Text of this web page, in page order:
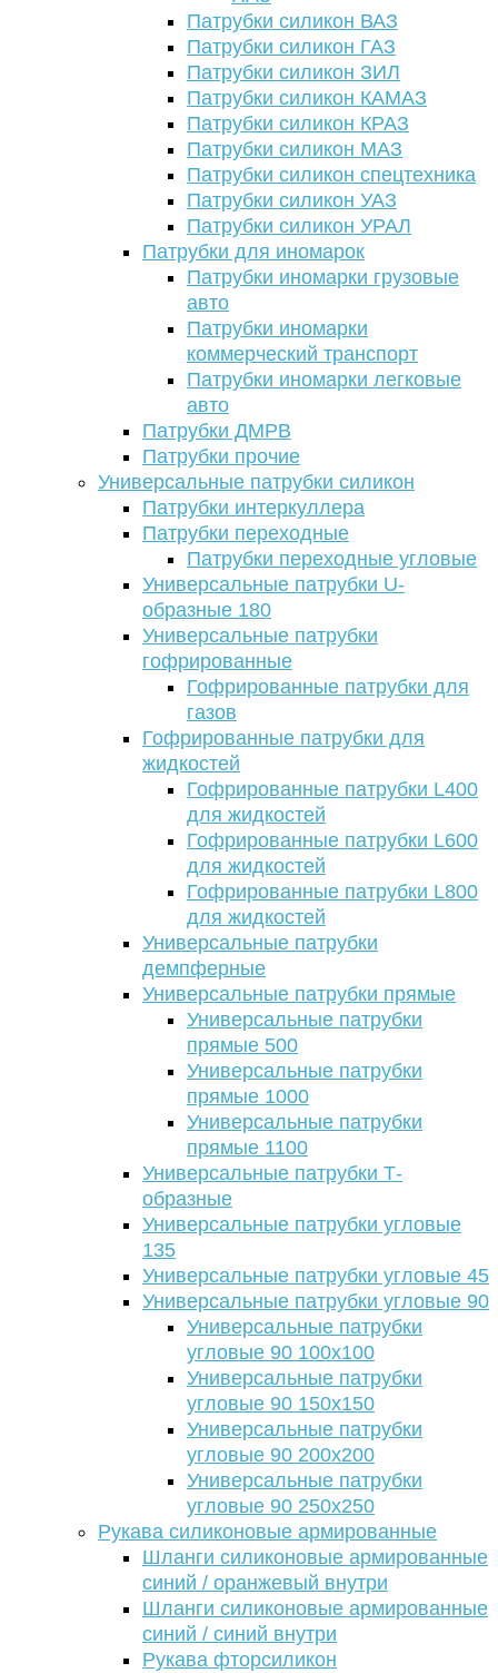
Патрубки силикон ВАЗ
Патрубки силикон ГАЗ
Патрубки силикон ЗИЛ
Патрубки силикон КАМАЗ
Патрубки силикон КРАЗ
Патрубки силикон МАЗ
Патрубки силикон спецтехника
Патрубки силикон УАЗ
Патрубки силикон УРАЛ
Патрубки для иномарок
Патрубки иномарки грузовые
авто
Патрубки иномарки
коммерческий транспорт
Патрубки иномарки легковые
авто
Патрубки ДМРВ
Патрубки прочие
Универсальные патрубки силикон
Патрубки интеркуллера
Патрубки переходные
Патрубки переходные угловые
Универсальные патрубки U-
образные 180
Универсальные патрубки
гофрированные
Гофрированные патрубки для
газов
Гофрированные патрубки для
жидкостей
Гофрированные патрубки L400
для жидкостей
Гофрированные патрубки L600
для жидкостей
Гофрированные патрубки L800
для жидкостей
Универсальные патрубки
демпферные
Универсальные патрубки прямые
Универсальные патрубки
прямые 500
Универсальные патрубки
прямые 1000
Универсальные патрубки
прямые 1100
Универсальные патрубки Т-
образные
Универсальные патрубки угловые
135
Универсальные патрубки угловые 45
Универсальные патрубки угловые 90
Универсальные патрубки
угловые 90 100х100
Универсальные патрубки
угловые 90 150х150
Универсальные патрубки
угловые 90 200х200
Универсальные патрубки
угловые 90 250х250
Рукава силиконовые армированные
Шланги силиконовые армированные
синий / оранжевый внутри
Шланги силиконовые армированные
синий / синий внутри
Рукава фторсиликон